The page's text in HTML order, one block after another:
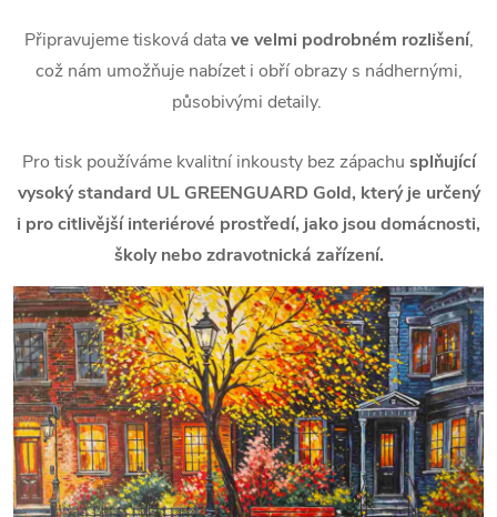
Připravujeme tisková datave velmi podrobném rozlišení,
což nám umožňuje nabízet i obří obrazy s nádhernými,
působivými detaily.
Pro tisk používáme kvalitní inkousty bez zápachu splňující
vysoký standard UL GREENGUARD Gold, který je určený
i pro citlivější interiérové prostředí, jako jsou domácnosti,
školy nebo zdravotnická zařízení.